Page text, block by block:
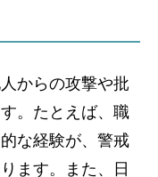
からの攻撃や批
。たとえば、職
な経験が、警戒
ます。また、日